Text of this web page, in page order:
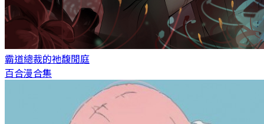
霸道總裁的祂馥閒庭
百合漫合集